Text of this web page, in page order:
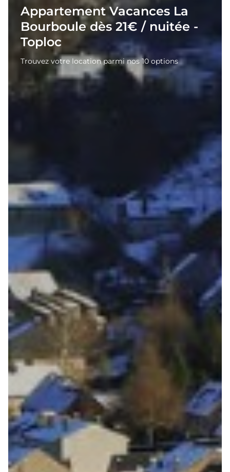
Appartement Vacances La
Bourboule dès 21€ / nuitée -
Toploc
Trouvez votre location parmi nos 10 options